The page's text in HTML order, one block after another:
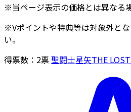
※当ページ表示の価格とは異なる
※Vポイントや特典等は対象外と
い。
得票数： 2票聖闘士星矢THE